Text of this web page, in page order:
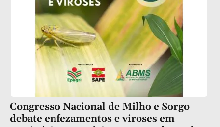
Congresso Nacional de Milho e Sorgo
debate enfezamentos e viroses em